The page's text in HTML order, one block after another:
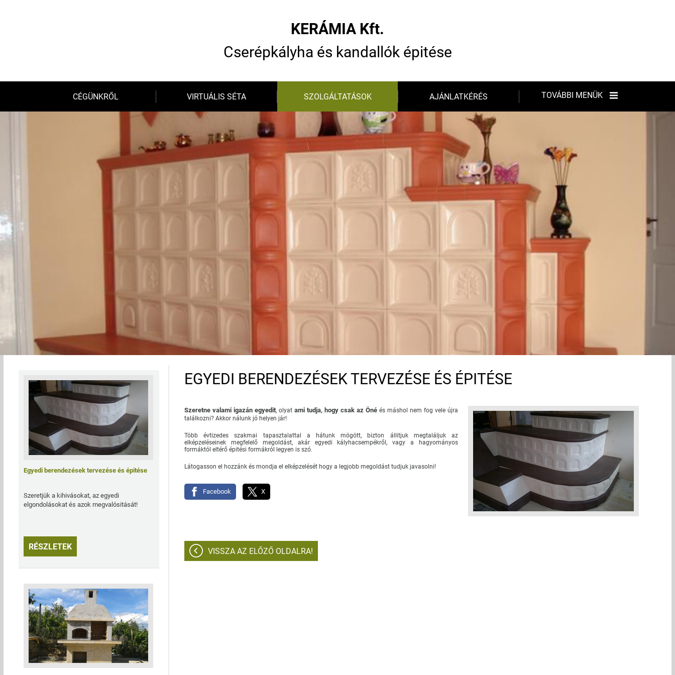
KERÁMIA Kft.
Cserépkályha és kandallók épitése
CÉGÜNKRŐL VIRTUÁLIS SÉTA SZOLGÁLTATÁSOK AJÁNLATKÉRÉS TOVÁBBI MENÜK
RÉSZLETEK
Egyedi berendezések tervezése és épitése
Szeretjük a kihivásokat, az egyedi
elgondolásokat és azok megvalósitását!
RÉSZLETEK
EGYEDI BERENDEZÉSEK TERVEZÉSE ÉS ÉPITÉSE
Szeretne valami igazán egyedit, olyat ami tudja, hogy csak az Öné és máshol nem fog vele újra
találkozni? Akkor nálunk jó helyen jár!
Több évtizedes szakmai tapasztalattal a hátunk mögött, bizton állitjuk megtaláljuk az
elképzeléseinek megfelelő megoldást, akár egyedi kályhacsempékről, vagy a hagyományos
formáktól eltérő épitési formákról legyen is szó.
Látogasson el hozzánk és mondja el elképzelését hogy a legjobb megoldást tudjuk javasolni!
Facebook X
VISSZA AZ ELŐZŐ OLDALRA!